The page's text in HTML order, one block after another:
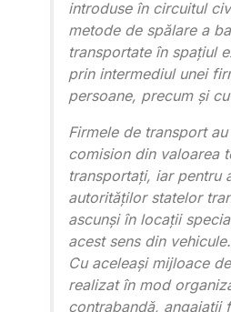
introduse în circuitul
metode de spălare a
transportate în spațiul
prin intermediul unei
persoane, precum și
Firmele de transport
comision din valoarea
transportați, iar pentru
autorităților statelor
ascunși în locații
acest sens din vehicule.
Cu aceleași mijloace
realizat în mod
contrabandă, angajații